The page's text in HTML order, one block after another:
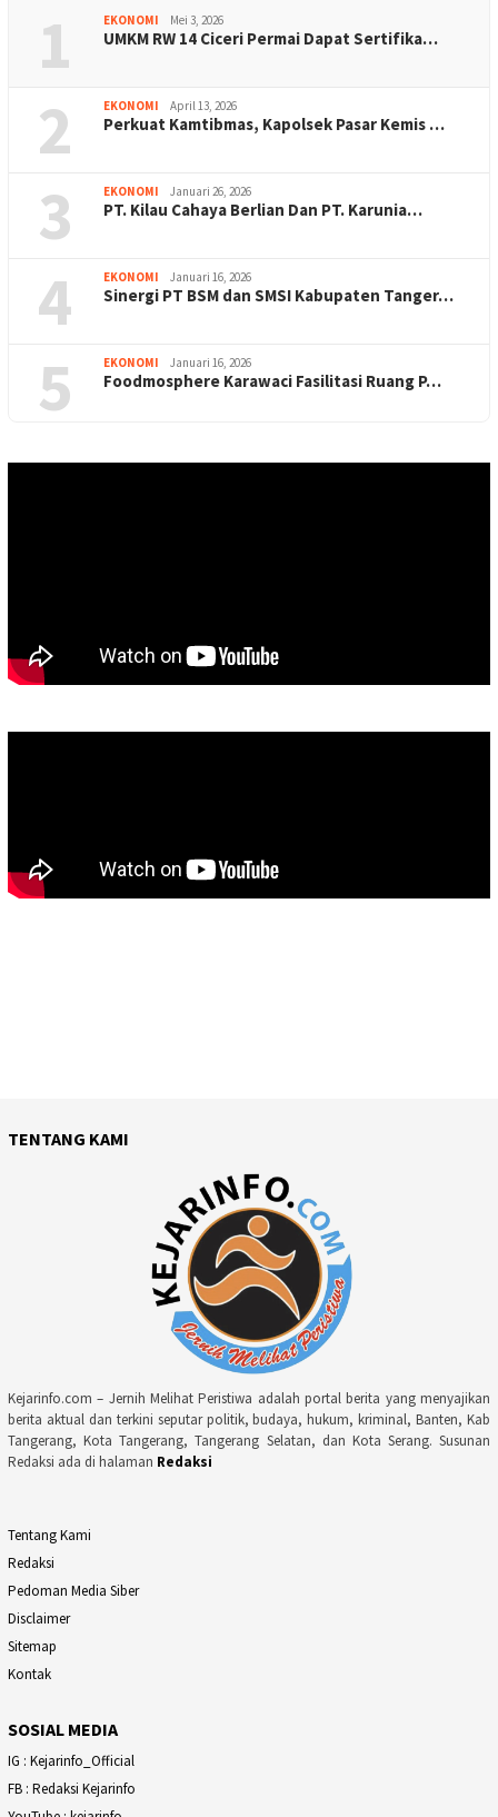
1 EKONOMI Mei 3, 2026
UMKM RW 14 Ciceri Permai Dapat Sertifika…
2 EKONOMI April 13, 2026
Perkuat Kamtibmas, Kapolsek Pasar Kemis …
3 EKONOMI Januari 26, 2026
PT. Kilau Cahaya Berlian Dan PT. Karunia…
4 EKONOMI Januari 16, 2026
Sinergi PT BSM dan SMSI Kabupaten Tanger…
5 EKONOMI Januari 16, 2026
Foodmosphere Karawaci Fasilitasi Ruang P…
TENTANG KAMI
Kejarinfo.com – Jernih Melihat Peristiwa adalah portal berita yang menyajikan
berita aktual dan terkini seputar politik, budaya, hukum, kriminal, Banten, Kab
Tangerang, Kota Tangerang, Tangerang Selatan, dan Kota Serang. Susunan
Redaksi ada di halaman Redaksi
Tentang Kami
Redaksi
Pedoman Media Siber
Disclaimer
Sitemap
Kontak
SOSIAL MEDIA
IG : Kejarinfo_Official
FB : Redaksi Kejarinfo